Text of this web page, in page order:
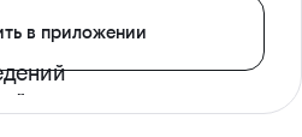
в приложении